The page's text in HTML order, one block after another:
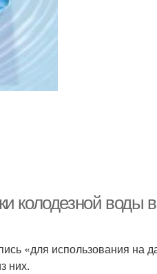
колодезной воды в
«для использования на
них.